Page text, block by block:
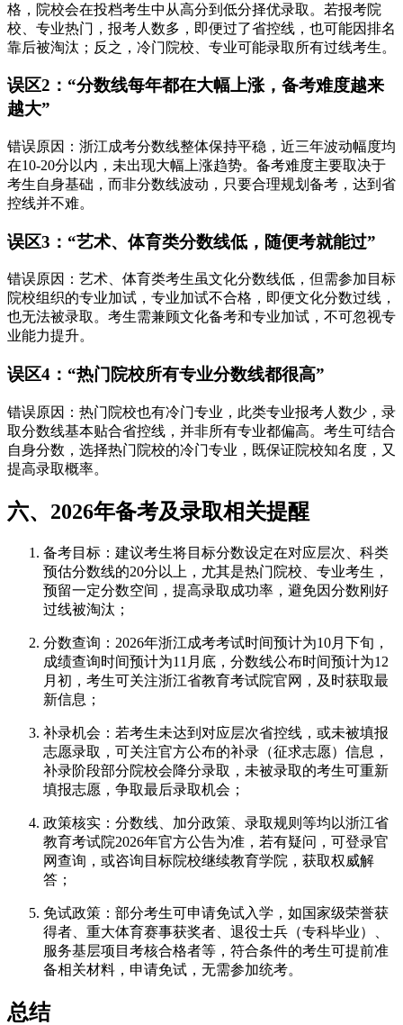
格，院校会在投档考生中从高分到低分择优录取。若报考院
校、专业热门，报考人数多，即便过了省控线，也可能因排名
靠后被淘汰；反之，冷门院校、专业可能录取所有过线考生。
误区2：“分数线每年都在大幅上涨，备考难度越来
越大”
错误原因：浙江成考分数线整体保持平稳，近三年波动幅度均
在10-20分以内，未出现大幅上涨趋势。备考难度主要取决于
考生自身基础，而非分数线波动，只要合理规划备考，达到省
控线并不难。
误区3：“艺术、体育类分数线低，随便考就能过”
错误原因：艺术、体育类考生虽文化分数线低，但需参加目标
院校组织的专业加试，专业加试不合格，即便文化分数过线，
也无法被录取。考生需兼顾文化备考和专业加试，不可忽视专
业能力提升。
误区4：“热门院校所有专业分数线都很高”
错误原因：热门院校也有冷门专业，此类专业报考人数少，录
取分数线基本贴合省控线，并非所有专业都偏高。考生可结合
自身分数，选择热门院校的冷门专业，既保证院校知名度，又
提高录取概率。
六、2026年备考及录取相关提醒
备考目标：建议考生将目标分数设定在对应层次、科类
预估分数线的20分以上，尤其是热门院校、专业考生，
预留一定分数空间，提高录取成功率，避免因分数刚好
过线被淘汰；
分数查询：2026年浙江成考考试时间预计为10月下旬，
成绩查询时间预计为11月底，分数线公布时间预计为12
月初，考生可关注浙江省教育考试院官网，及时获取最
新信息；
补录机会：若考生未达到对应层次省控线，或未被填报
志愿录取，可关注官方公布的补录（征求志愿）信息，
补录阶段部分院校会降分录取，未被录取的考生可重新
填报志愿，争取最后录取机会；
政策核实：分数线、加分政策、录取规则等均以浙江省
教育考试院2026年官方公告为准，若有疑问，可登录官
网查询，或咨询目标院校继续教育学院，获取权威解
答；
免试政策：部分考生可申请免试入学，如国家级荣誉获
得者、重大体育赛事获奖者、退役士兵（专科毕业）、
服务基层项目考核合格者等，符合条件的考生可提前准
备相关材料，申请免试，无需参加统考。
总结